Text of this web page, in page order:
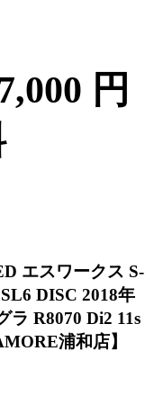
円
エスワークス S-
DISC 2018年
ラ R8070 Di2 11s
浦和店】